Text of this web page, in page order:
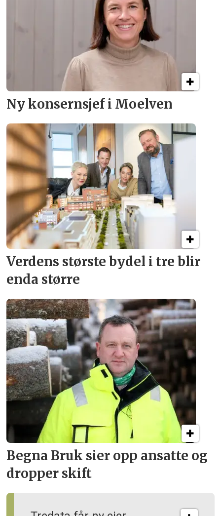
Ny konsern­sjef i Moelven
Verdens største bydel i tre blir
enda større
Begna Bruk sier opp ansatte og
dropper skift